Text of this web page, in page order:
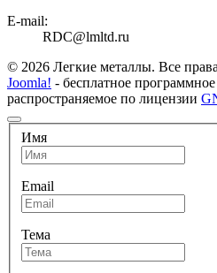
E-mail:
RDC@lmltd.ru
© 2026 Легкие металлы. Все
Joomla! - бесплатное
распространяемое по лицензии
Имя
Email
Тема